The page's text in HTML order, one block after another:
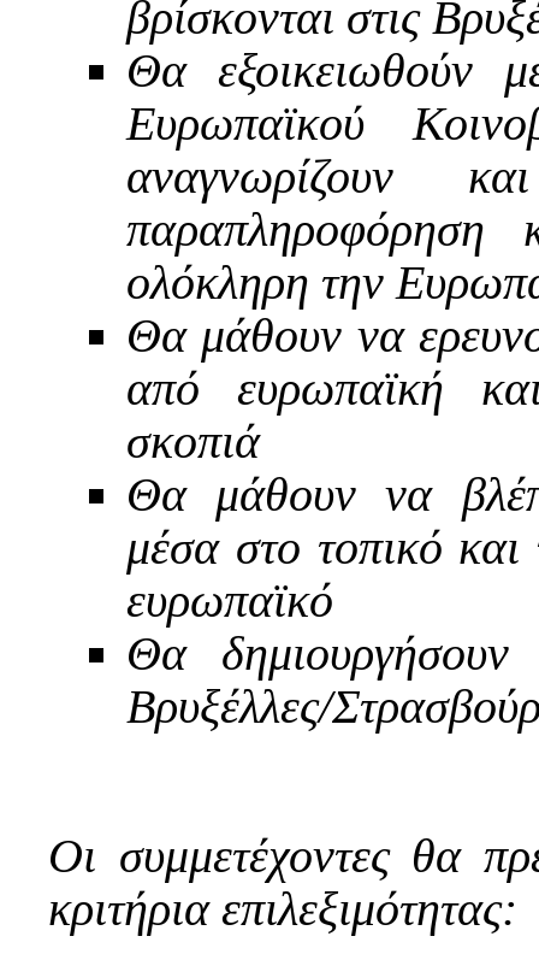
βρίσκονται στις
Θα εξοικειωθούν
Ευρωπαϊκού
αναγνωρίζουν
παραπληροφόρηση
ολόκληρη την
Θα μάθουν να
από ευρωπαϊκή
σκοπιά
Θα μάθουν να
μέσα στο τοπικό και
ευρωπαϊκό
Θα δημιουργήσουν
Βρυξέλλες/
Οι συμμετέχοντες θα
κριτήρια επιλεξιμότητας: